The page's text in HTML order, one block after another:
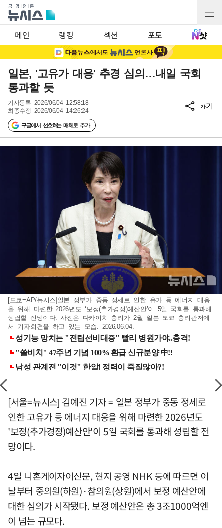
메인 랭킹 섹션 포토
일본, '고유가 대응' 추경 심의…내일 국회
통과할 듯
기사등록 2026/06/04 12:58:18
최종수정 2026/06/04 14:26:24
구글에서 선호하는 매체로 추가
가가
[도쿄=AP/뉴시스]일본 정부가 중동 정세로 인한 유가 등 에너지 대응
을 위해 마련한 2026년도 ‘보정(추가경정)예산안’이 5일 국회를 통과해
성립할 전망이다. 사진은 다카이치 총리가 2월 일본 도쿄 총리관저에
서 기자회견을 하고 있는 모습. 2026.06.04.
[서울=뉴시스] 김예진 기자 = 일본 정부가 중동 정세로
인한 고유가 등 에너지 대응을 위해 마련한 2026년도
'보정(추가경정)예산안'이 5일 국회를 통과해 성립할 전
망이다.
4일 니혼게이자이신문, 현지 공영 NHK 등에 따르면 이
날부터 중의원(하원)·참의원(상원)에서 보정 예산안에
대한 심의가 시작됐다. 보정 예산안은 총 3조1000억엔
이 넘는 규모다.